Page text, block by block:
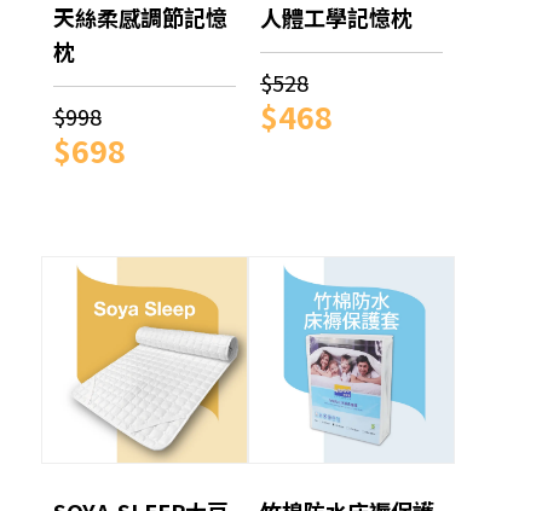
天絲柔感調節記憶
枕
$998
$698
人體工學記憶枕
$528
$468